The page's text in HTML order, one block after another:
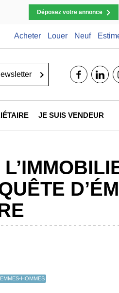
Déposez votre annonce
Acheter Louer Neuf
JE SUIS VENDEUR
HOMMES